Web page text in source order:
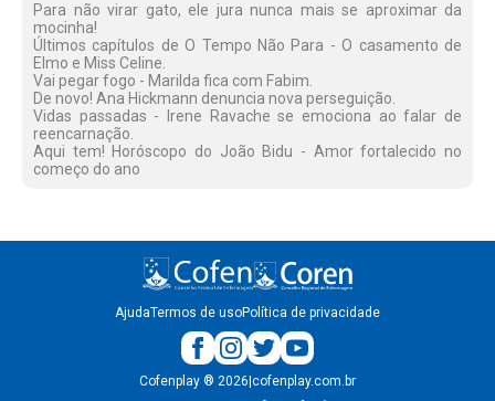
Para não virar gato, ele jura nunca mais se aproximar da
mocinha!
Últimos capítulos de O Tempo Não Para - O casamento de
Elmo e Miss Celine.
Vai pegar fogo - Marilda fica com Fabim.
De novo! Ana Hickmann denuncia nova perseguição.
Vidas passadas - Irene Ravache se emociona ao falar de
reencarnação.
Aqui tem! Horóscopo do João Bidu - Amor fortalecido no
começo do ano
AjudaTermos de usoPolítica de privacidade
Cofenplay ® 2026 cofenplay.com.br